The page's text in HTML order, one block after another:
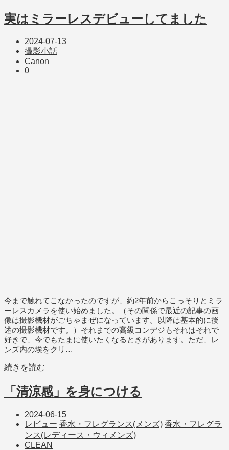
実はミラーレスデビューしてました
2024-07-13
撮影小話
Canon
0
今まで触れてこなかったのですが、約2年前からこっそりとミラ
ーレスカメラを使い始めました。（その関係で最近の記事の画
像は撮影機材がごちゃまぜになっています。以降は基本的に後
述の撮影機材です。）それまでの高級コンデジもそれはそれで
好きで、今でもたまに使いたくなるときがあります。ただ、レ
ンズ内の埃をクリ…
続きを読む
「清涼感」を身につける
2024-06-15
レビュー 香水・フレグランス(メンズ) 香水・フレグラ
ンス(レディース・ウィメンズ)
CLEAN